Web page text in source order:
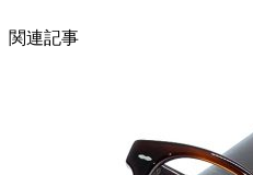
関連記事